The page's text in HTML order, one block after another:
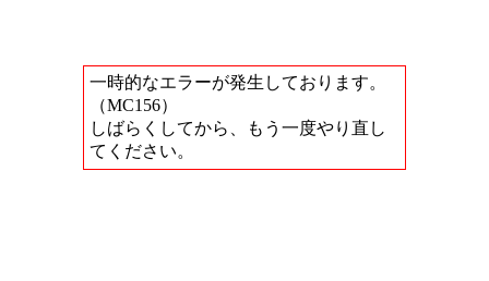
一時的なエラーが発生しております。
（MC156）
しばらくしてから、もう一度やり直し
てください。